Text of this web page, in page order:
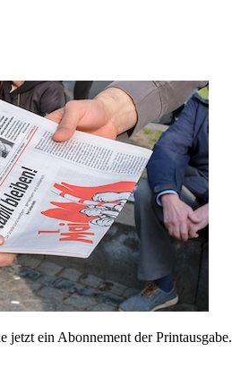
jetzt ein Abonnement der Printausgabe.